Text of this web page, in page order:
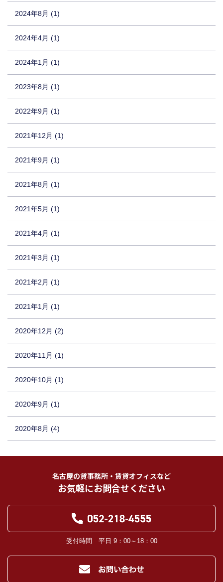
2024年8月 (1)
2024年4月 (1)
2024年1月 (1)
2023年8月 (1)
2022年9月 (1)
2021年12月 (1)
2021年9月 (1)
2021年8月 (1)
2021年5月 (1)
2021年4月 (1)
2021年3月 (1)
2021年2月 (1)
2021年1月 (1)
2020年12月 (2)
2020年11月 (1)
2020年10月 (1)
2020年9月 (1)
2020年8月 (4)
名古屋の貸事務所・賃貸オフィスなど
お気軽にお問合せください
受付時間 平日 9：00～18：00